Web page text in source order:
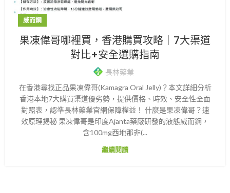
威而鋼
果凍偉哥哪裡買，香港購買攻略｜7大渠道
對比+安全選購指南
長林藥業
在香港尋找正品果凍偉哥(Kamagra Oral Jelly)？本文詳細分析
香港本地7大購買渠道優劣勢，提供價格、時效、安全性全面
對照表，認準長林藥業官網保障權益！ 什麼是果凍偉哥？速
效原理揭秘 果凍偉哥是印度Ajanta藥廠研發的液態威而鋼，
含100mg西地那非(...
繼續閱讀